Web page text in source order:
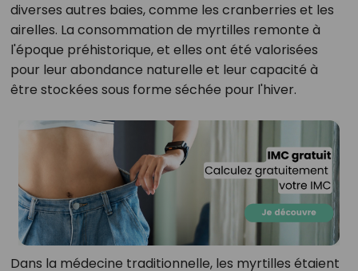
diverses autres baies, comme les cranberries et les
airelles. La consommation de myrtilles remonte à
l'époque préhistorique, et elles ont été valorisées
pour leur abondance naturelle et leur capacité à
être stockées sous forme séchée pour l'hiver.
Dans la médecine traditionnelle, les myrtilles étaient